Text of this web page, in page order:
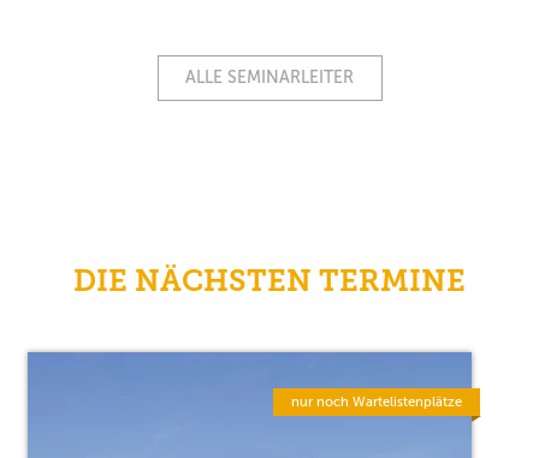
ALLE SEMINARLEITER
DIE NÄCHSTEN TERMINE
nur noch Wartelistenplätze